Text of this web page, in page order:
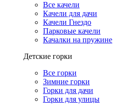
Все качели
Качели для дачи
Качели Гнездо
Парковые качели
Качалки на пружине
Детские горки
Все горки
Зимние горки
Горки для дачи
Горки для улицы